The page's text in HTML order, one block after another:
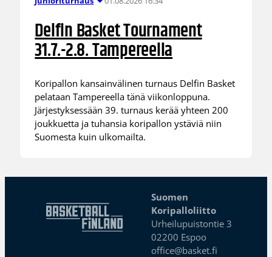
Delfin Basket Tournament
31.7.-2.8. Tampereella
Koripallon kansainvälinen turnaus Delfin Basket
pelataan Tampereella tänä viikonloppuna.
Järjestyksessään 39. turnaus kerää yhteen 200
joukkuetta ja tuhansia koripallon ystäviä niin
Suomesta kuin ulkomailta.
Suomen
Koripalloliitto
Urheilupuistontie 3
02200 Espoo
office@basket.fi